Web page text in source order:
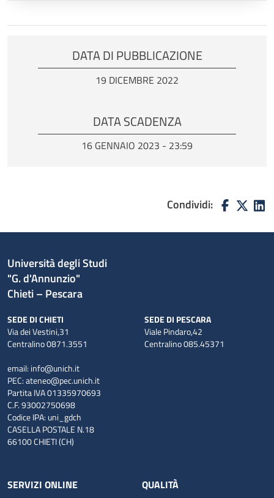
DATA DI PUBBLICAZIONE
19 DICEMBRE 2022
DATA SCADENZA
16 GENNAIO 2023 - 23:59
Condividi:
Università degli Studi
"G. d'Annunzio"
Chieti – Pescara
SEDE DI CHIETI
Via dei Vestini,31
Centralino 0871.3551
SEDE DI PESCARA
Viale Pindaro,42
Centralino 085.45371
email: info@unich.it
PEC:ateneo@pec.unich.it
Partita IVA 01335970693
C.F. 93002750698
Codice IPA: uni_gdch
CASELLA POSTALE N.18
66100 CHIETI (CH)
SERVIZI ONLINE
QUALITÀ